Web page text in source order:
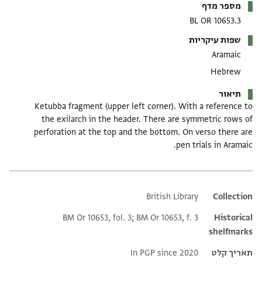
מספר מדף
BL OR 10653.3
שפות עיקריות
Aramaic
Hebrew
תיאור
Ketubba fragment (upper left corner). With a reference to
the exilarch in the header. There are symmetric rows of
perforation at the top and the bottom. On verso there are
pen trials in Aramaic.
Additional metadata
Collection
British Library
Historical
shelfmarks
BM Or 10653, fol. 3; BM Or 10653, f. 3
תאריך קלט In PGP since 2020